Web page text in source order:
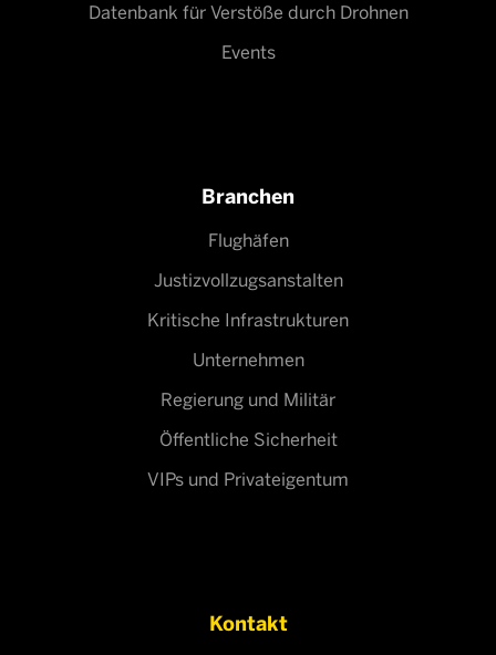
Datenbank für Verstöße durch Drohnen
Events
Branchen
Flughäfen
Justizvollzugsanstalten
Kritische Infrastrukturen
Unternehmen
Regierung und Militär
Öffentliche Sicherheit
VIPs und Privateigentum
Kontakt